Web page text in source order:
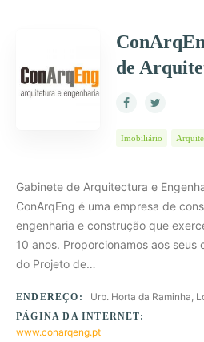
ORDEM
de
Imobiliário
Gabinete de Arquitectura e
ConArqEng é uma empresa de
engenharia e construção que
10 anos. Proporcionamos aos
do Projeto de…
ENDEREÇO: Urb. Horta da Raminha,
PÁGINA DA INTERNET:
www.conarqeng.pt